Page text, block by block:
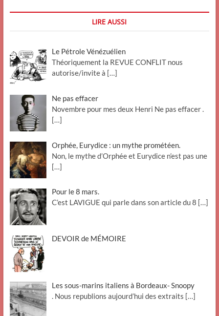
LIRE AUSSI
Le Pétrole Vénézuélien
Théoriquement la REVUE CONFLIT nous
autorise/invite à […]
Ne pas effacer
Novembre pour mes deux Henri Ne pas effacer .
[…]
Orphée, Eurydice : un mythe prométéen.
Non, le mythe d’Orphée et Eurydice n’est pas une
[…]
Pour le 8 mars.
C’est LAVIGUE qui parle dans son article du 8 […]
DEVOIR de MÉMOIRE
Les sous-marins italiens à Bordeaux- Snoopy
. Nous republions aujourd’hui des extraits […]